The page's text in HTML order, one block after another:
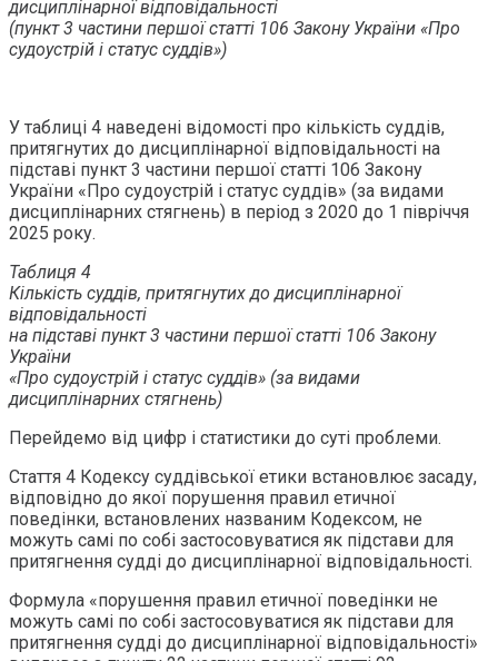
дисциплінарної відповідальності
(пункт 3 частини першої статті 106 Закону України «Про
судоустрій і статус суддів»)
У таблиці 4 наведені відомості про кількість суддів,
притягнутих до дисциплінарної відповідальності на
підставі пункт 3 частини першої статті 106 Закону
України «Про судоустрій і статус суддів» (за видами
дисциплінарних стягнень) в період з 2020 до 1 півріччя
2025 року.
Таблиця 4
Кількість суддів, притягнутих до дисциплінарної
відповідальності
на підставі пункт 3 частини першої статті 106 Закону
України
«Про судоустрій і статус суддів» (за видами
дисциплінарних стягнень)
Перейдемо від цифр і статистики до суті проблеми.
Стаття 4 Кодексу суддівської етики встановлює засаду,
відповідно до якої порушення правил етичної
поведінки, встановлених названим Кодексом, не
можуть самі по собі застосовуватися як підстави для
притягнення судді до дисциплінарної відповідальності.
Формула «порушення правил етичної поведінки не
можуть самі по собі застосовуватися як підстави для
притягнення судді до дисциплінарної відповідальності»